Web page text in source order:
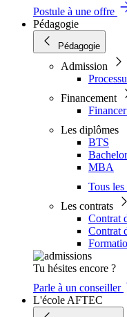
Postule à une offre
Pédagogie
Pédagogie
Admission
Financement
Les diplômes
BTS
Bachelor
MBA
Tous
Les contrats
Contrat
Contrat
Tu hésites encore ?
Parle à un conseiller
L'école AFTEC